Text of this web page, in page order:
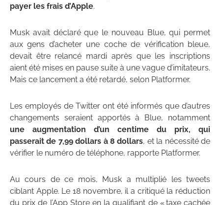
payer les frais d’Apple.
Musk avait déclaré que le nouveau Blue, qui permet
aux gens d’acheter une coche de vérification bleue,
devait être relancé mardi après que les inscriptions
aient été mises en pause suite à une vague d’imitateurs.
Mais ce lancement a été retardé, selon Platformer.
Les employés de Twitter ont été informés que d’autres
changements seraient apportés à Blue, notamment
une augmentation d’un centime du prix, qui
passerait de 7,99 dollars à 8 dollars, et la nécessité de
vérifier le numéro de téléphone, rapporte Platformer.
Au cours de ce mois, Musk a multiplié les tweets
ciblant Apple. Le 18 novembre, il a critiqué la réduction
du prix de l’App Store en la qualifiant de « taxe cachée